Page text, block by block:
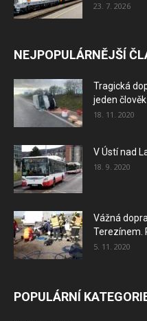
23. 7. 2026
NEJPOPULÁRNĚJŠÍ
Tragická
jeden
18. 11. 2020
V Ústí nad
18. 9. 2020
Vážná
Terezínem.
5. 11. 2020
POPULÁRNÍ